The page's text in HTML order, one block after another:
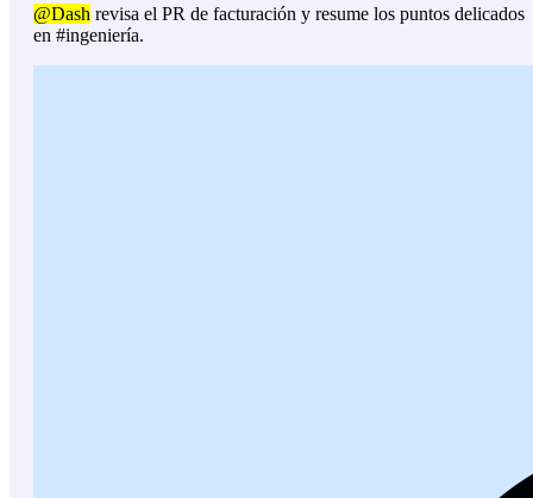
@Dash revisa el PR de facturación y resume los puntos delicados
en #ingeniería.